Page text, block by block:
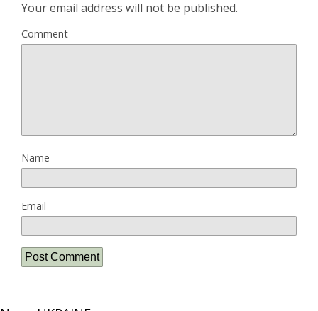
Your email address will not be published.
Comment
Name
Email